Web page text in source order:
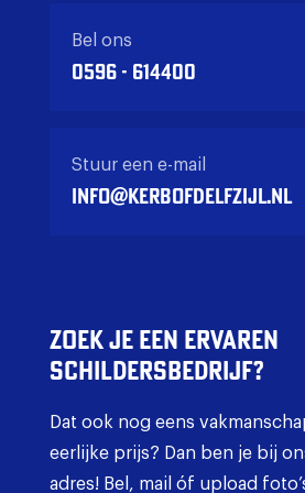
Bel ons
0596 - 614400
Stuur een e-mail
info@kerbofdelfzijl.nl
Zoek je een ervaren
schildersbedrijf?
Dat ook nog eens
eerlijke prijs? Dan ben je bij
adres! Bel, mail óf upload